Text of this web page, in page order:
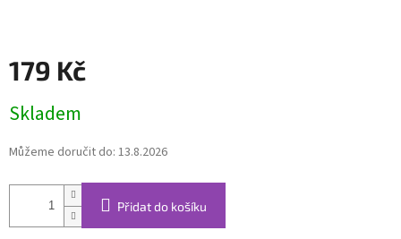
179 Kč
cena:
Skladem
Můžeme doručit do: 13.8.2026
Přidat do košíku